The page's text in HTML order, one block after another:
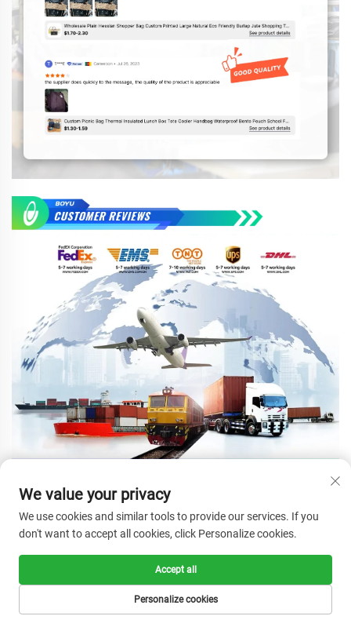
Q1 : Êtes-vous une usine ou une société de commerce ?
Q2 : Où est située votre usine ? A: Le siège social de
l'entreprise est situé à Longgang, Wenzhou, dans la province du
Zhejiang, en Chine. En 2018, nous avons créé une succursale au
We value your privacy
We use cookies and similar tools to provide our services. If you
don't want to accept all cookies, click Personalize cookies.
Personalize cookies
Accept all